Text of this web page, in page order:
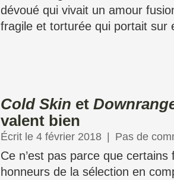
dévoué qui vivait un amour
fragile et torturée qui portait sur
Cold Skin et
valent bien
Écrit le 4 février 2018 Pas de
Ce n’est pas parce que certains
honneurs de la sélection en